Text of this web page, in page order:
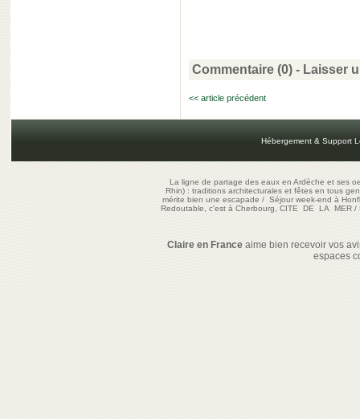
Commentaire (0) - Laisser
<< article précédent
Hébergement & Support
La ligne de partage des eaux en Ardèche et ses
Rhin) : traditions architecturales et fêtes en tous
mérite bien une escapade/Séjour week-end à
Redoutable, c'est à Cherbourg, CITE DE LA MER/
Claire en Franceaime bien recevoir vos
espaces